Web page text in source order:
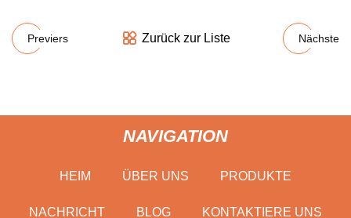
Previers Zurück zur Liste Nächste
NAVIGATION
HEIM ÜBER UNS PRODUKTE
NACHRICHT BLOG KONTAKTIERE UNS